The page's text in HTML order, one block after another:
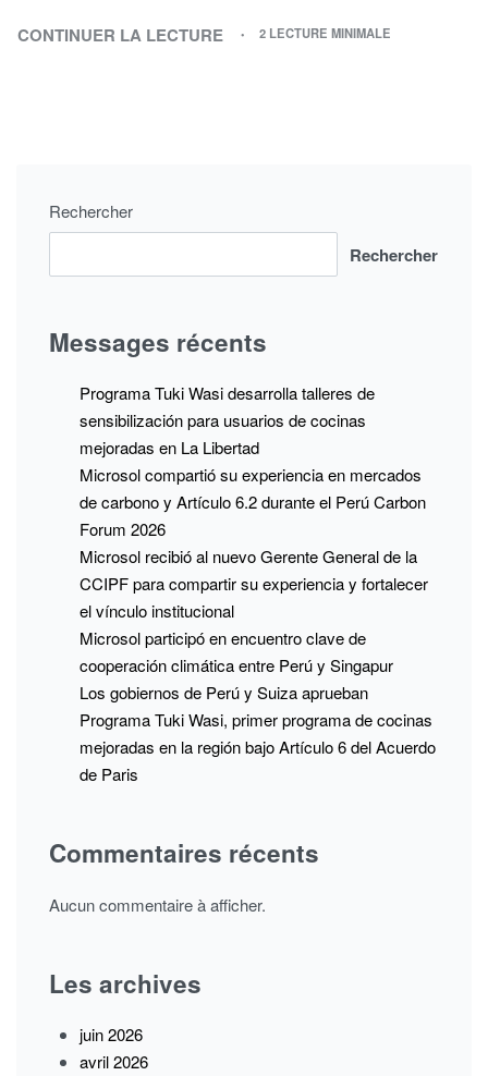
CONTINUER LA LECTURE 2 LECTURE MINIMALE
Rechercher
Rechercher
Messages récents
Programa Tuki Wasi desarrolla talleres de
sensibilización para usuarios de cocinas
mejoradas en La Libertad
Microsol compartió su experiencia en mercados
de carbono y Artículo 6.2 durante el Perú Carbon
Forum 2026
Microsol recibió al nuevo Gerente General de la
CCIPF para compartir su experiencia y fortalecer
el vínculo institucional
Microsol participó en encuentro clave de
cooperación climática entre Perú y Singapur
Los gobiernos de Perú y Suiza aprueban
Programa Tuki Wasi, primer programa de cocinas
mejoradas en la región bajo Artículo 6 del Acuerdo
de Paris
Commentaires récents
Aucun commentaire à afficher.
Les archives
juin 2026
avril 2026